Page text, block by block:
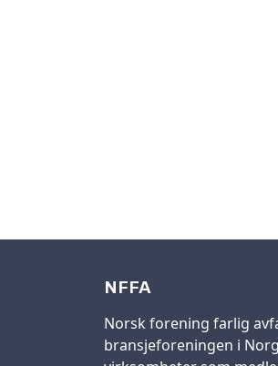
NFFA
Norsk forening farlig
bransjeforeningen i